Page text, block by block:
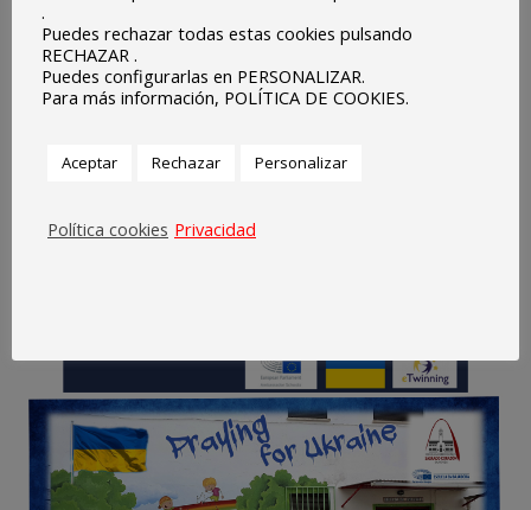
difusión posible. Luego, una vez subidas en eTwinning al
EPAS eTwinning Group, se creará una presentación con
todas ellas para su difusión a nivel europeo.
.
Puedes rechazar todas estas cookies pulsando
RECHAZAR .
Puedes configurarlas en PERSONALIZAR.
Para más información, POLÍTICA DE COOKIES.
Aceptar Rechazar Personalizar
Política cookies Privacidad